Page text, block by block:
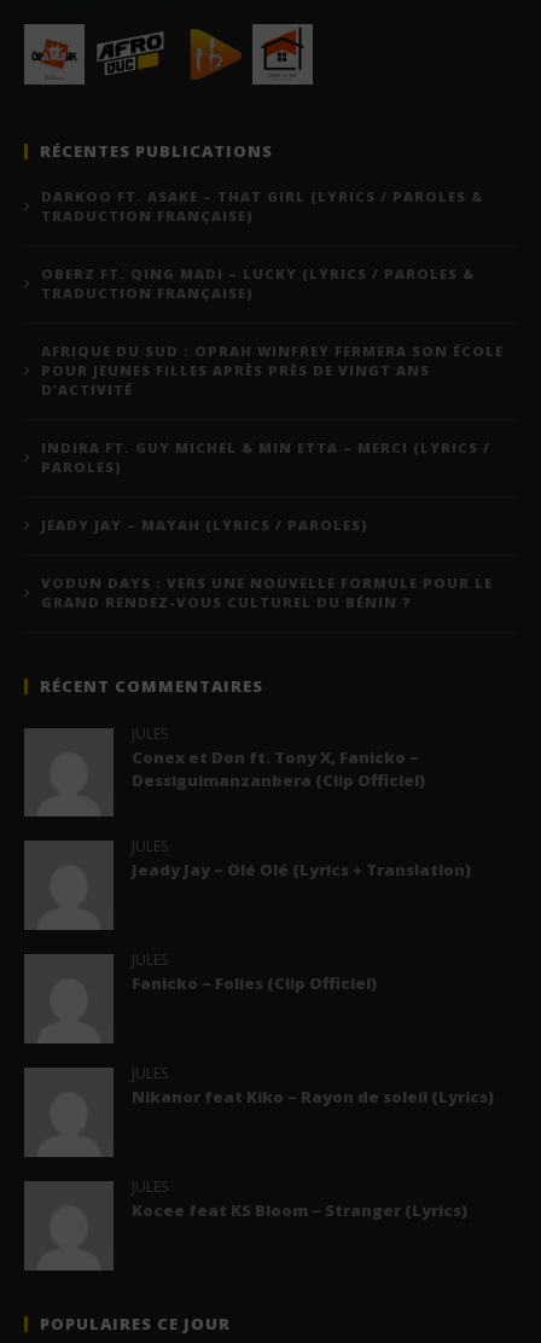
RÉCENTES PUBLICATIONS
DARKOO FT. ASAKE – THAT GIRL (LYRICS / PAROLES &
TRADUCTION FRANÇAISE)
OBERZ FT. QING MADI – LUCKY (LYRICS / PAROLES &
TRADUCTION FRANÇAISE)
AFRIQUE DU SUD : OPRAH WINFREY FERMERA SON ÉCOLE
POUR JEUNES FILLES APRÈS PRÈS DE VINGT ANS
D’ACTIVITÉ
INDIRA FT. GUY MICHEL & MIN ETTA – MERCI (LYRICS /
PAROLES)
JEADY JAY – MAYAH (LYRICS / PAROLES)
VODUN DAYS : VERS UNE NOUVELLE FORMULE POUR LE
GRAND RENDEZ-VOUS CULTUREL DU BÉNIN ?
RÉCENT COMMENTAIRES
JULES
Conex et Don ft. Tony X, Fanicko –
Dessiguimanzanbera (Clip Officiel)
JULES
Jeady Jay – Olé Olé (Lyrics + Translation)
JULES
Fanicko – Folies (Clip Officiel)
JULES
Nikanor feat Kiko – Rayon de soleil (Lyrics)
JULES
Kocee feat KS Bloom – Stranger (Lyrics)
POPULAIRES CE JOUR